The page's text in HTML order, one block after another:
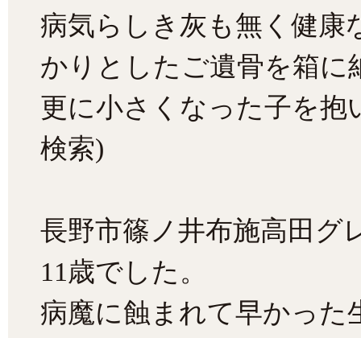
病気らしき灰も無く健康
かりとしたご遺骨を箱に
更に小さくなった子を
検索)
長野市篠ノ井布施高田グ
11歳でした。
病魔に蝕まれて早かった